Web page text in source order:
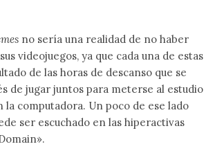
no sería una realidad de no haber
videojuegos, ya que cada una de estas
de las horas de descanso que se
de jugar juntos para meterse al estudio
la computadora. Un poco de ese lado
ser escuchado en las hiperactivas